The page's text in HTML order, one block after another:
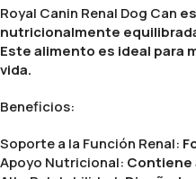
Royal Canin Renal Dog Can
nutricionalmente
Este alimento es ideal para
vida.
Beneficios:
Soporte a la Función Renal:
Apoyo Nutricional: Contiene